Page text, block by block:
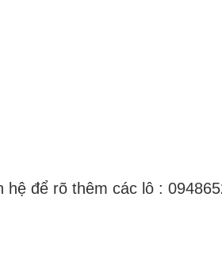
hệ để rõ thêm các lô :